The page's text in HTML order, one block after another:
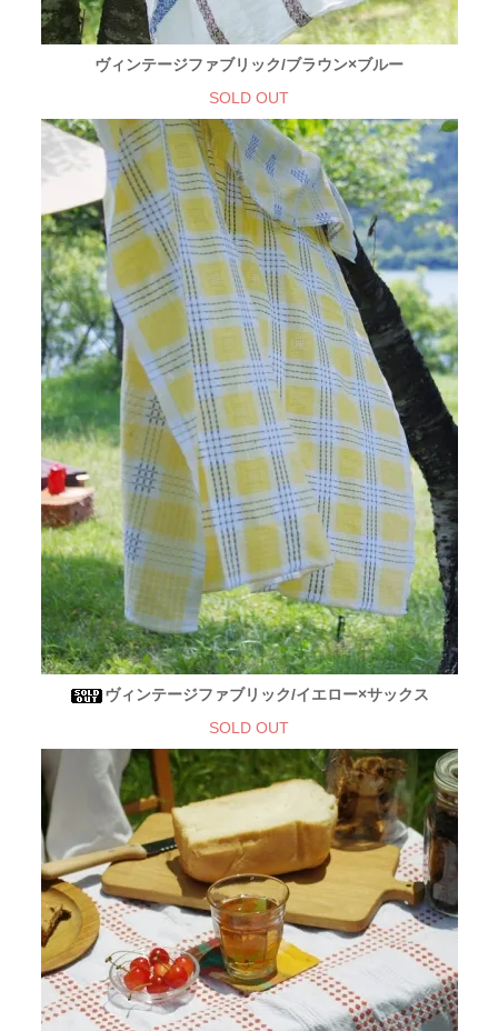
ヴィンテージファブリック/ブラウン×ブルー
SOLD OUT
ヴィンテージファブリック/イエロー×サックス
SOLD OUT